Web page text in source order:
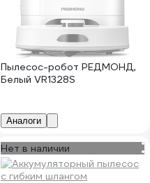
Пылесос-робот РЕДМОНД,
Белый VR1328S
Аналоги
Нет в наличии